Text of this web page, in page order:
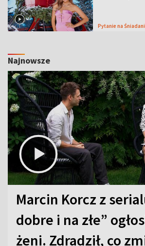
Pytanie na
Najnowsze
Marcin Korcz z
dobre i na złe”
żeni. Zdradził, co